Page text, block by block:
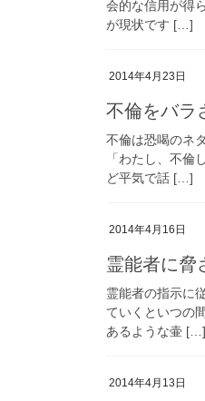
会的な信用が得
が現状です […]
2014年4月23日
不倫をバラ
不倫は恐喝のネ
「わたし、不
ど平気で話 […]
2014年4月16日
霊能者に脅
霊能者の指示に
ていくといつの
あるような壷 […]
2014年4月13日